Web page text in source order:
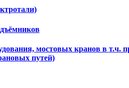
мостовых кранов в т.ч.
путей)